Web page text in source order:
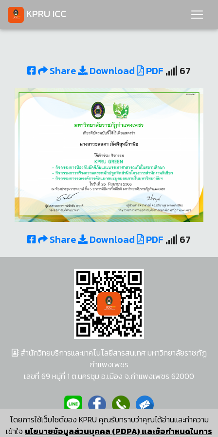
KPRU ICC
Share Download PDF 67
Share Download PDF 67
โดยการใช้เว็บไซต์ของ KPRU คุณรับทราบว่าคุณได้อ่านและทำความ
เข้าใจ นโยบายข้อมูลส่วนบุคคล (PDPA) และข้อกำหนดในการ
สำนักวิทยบริการและเทคโนโลยีสารสนเทศ มหาวิทยาลัยราชภัฏ
กำแพงเพชร
เลขที่ 69 หมู่ที่ 1 ต.นครชุม อ.เมือง จ.กำแพงเพชร 62000
ผู้พัฒนาระบบ อนุชา พวงผกา